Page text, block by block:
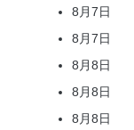
8月7日
8月7日
8月8日
8月8日
8月8日